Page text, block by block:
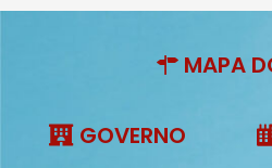
MAPA
GOVERNO